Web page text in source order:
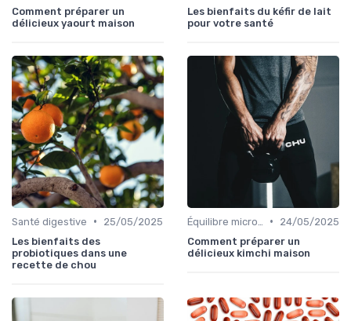
Comment préparer un
délicieux yaourt maison
Les bienfaits du kéfir de lait
pour votre santé
Santé digestive •
25/05/2025
Les bienfaits des
probiotiques dans une
recette de chou
•
24/05/2025
Comment préparer un
délicieux kimchi maison